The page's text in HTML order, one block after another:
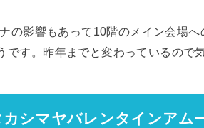
の影響もあって10階のメイン会場
です。昨年までと変わっているので
カシマヤバレンタインアム